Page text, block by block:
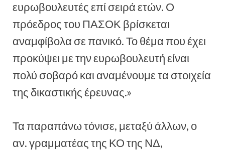
ευρωβουλευτές επί σειρά ετών. Ο
πρόεδρος του ΠΑΣΟΚ βρίσκεται
αναμφίβολα σε πανικό. Το θέμα που έχει
προκύψει με την ευρωβουλευτή είναι
πολύ σοβαρό και αναμένουμε τα στοιχεία
της δικαστικής έρευνας.»
Τα παραπάνω τόνισε, μεταξύ άλλων, ο
αν. γραμματέας της ΚΟ της ΝΔ,